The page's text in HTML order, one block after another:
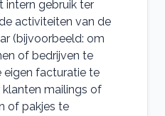
intern gebruik ter
activiteiten van de
(bijvoorbeeld: om
of bedrijven te
facturatie te
mailings of
of pakjes te